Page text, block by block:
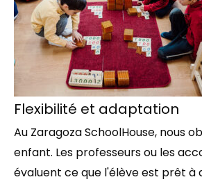
Flexibilité et adaptation
Au Zaragoza SchoolHouse, nous
enfant. Les professeurs ou les
évaluent ce que l'élève est prêt à